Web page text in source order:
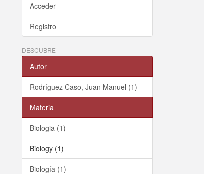
Acceder
Registro
DESCUBRE
Autor
Rodríguez Caso, Juan Manuel (1)
Materia
Biologia (1)
Biology (1)
Biología (1)